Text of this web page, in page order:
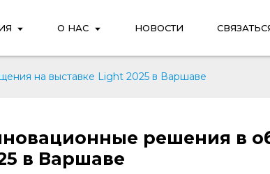
О НАС НОВОСТИ
на выставке Light 2025 в Варшаве
решения в
в Варшаве